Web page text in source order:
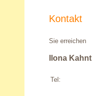
Kontakt
Sie erreichen
Ilona Kahnt
Tel: